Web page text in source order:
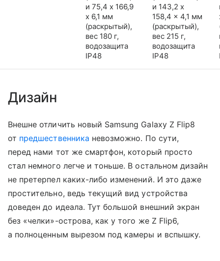
и 75,4 x 166,9
x 6,1 мм
(раскрытый),
вес 180 г,
водозащита
IP48
и 143,2 x
158,4 x 4,1 мм
(раскрытый),
вес 215 г,
водозащита
IP48
Дизайн
Внешне отличить новый Samsung Galaxy Z Flip8
от предшественника невозможно. По сути,
перед нами тот же смартфон, который просто
стал немного легче и тоньше. В остальном дизайн
не претерпел каких-либо изменений. И это даже
простительно, ведь текущий вид устройства
доведен до идеала. Тут большой внешний экран
без «челки»-острова, как у того же Z Flip6,
а полноценным вырезом под камеры и вспышку.